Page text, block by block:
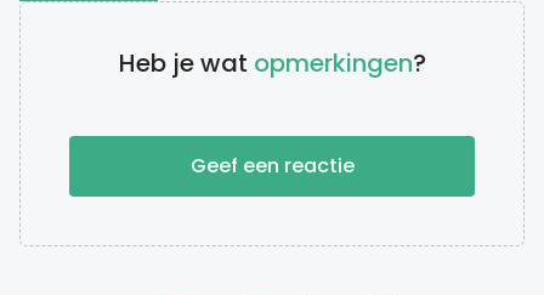
Heb je wat opmerkingen?
Geef een reactie